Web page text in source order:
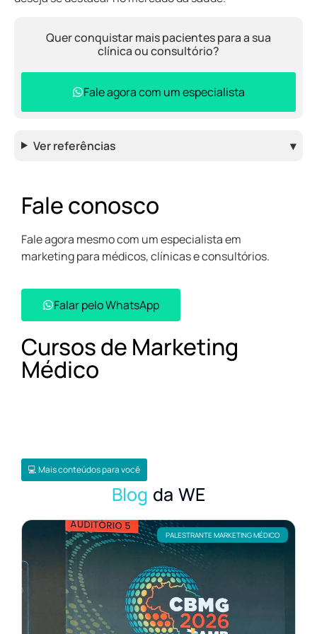
Quer conquistar mais pacientes para a sua
clínica ou consultório?
Fale agora com um especialista
Ver referências ▾
Fale conosco
Fale agora mesmo com um especialista em
marketing para médicos, clínicas e consultórios.
Falar pelo WhatsApp​
Cursos de Marketing
Médico
💻 Mais conteúdos para você
Blog da WE
PALESTRANTE MARKETING MÉDICO